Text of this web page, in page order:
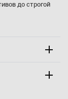
до строгой